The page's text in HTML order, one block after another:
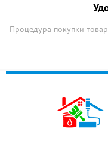
Процедура покупки